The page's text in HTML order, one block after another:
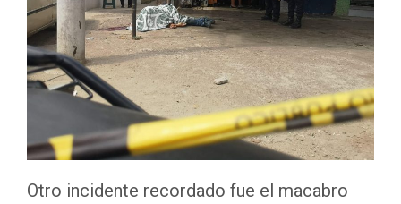
Otro incidente recordado fue el macabro